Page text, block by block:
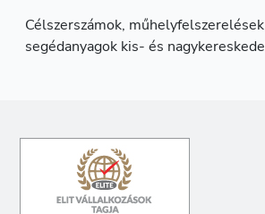
Célszerszámok,
segédanyagok kis- és